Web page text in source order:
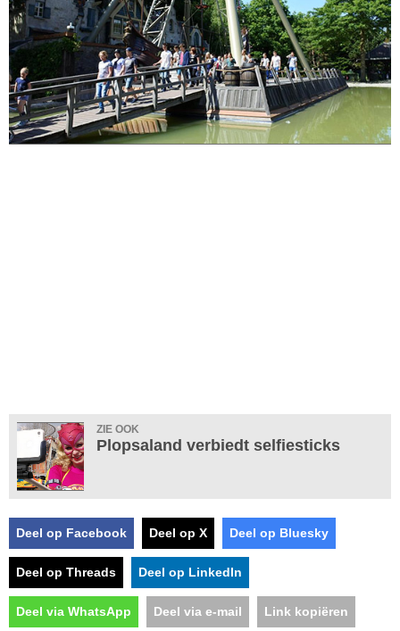
ZIE OOK
Plopsaland verbiedt selfiesticks
Deel op Facebook Deel op X Deel op Bluesky
Deel op Threads Deel op LinkedIn
Deel via WhatsApp Deel via e-mail Link kopiëren